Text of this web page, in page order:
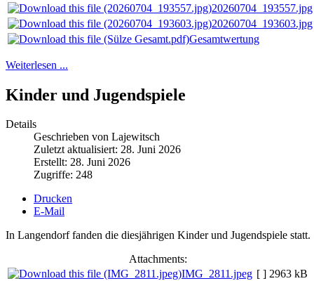
20260704_193557.jpg
20260704_193603.jpg
Gesamtwertung
Weiterlesen ...
Kinder und Jugendspiele
Details
Geschrieben von Lajewitsch
Zuletzt aktualisiert: 28. Juni 2026
Erstellt: 28. Juni 2026
Zugriffe: 248
Drucken
E-Mail
In Langendorf fanden die diesjährigen Kinder und Jugendspiele statt.
Attachments:
IMG_2811.jpeg [ ] 2963 kB